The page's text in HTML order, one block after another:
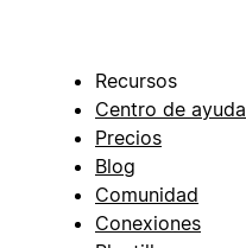
Recursos
Centro de ayuda
Precios
Blog
Comunidad
Conexiones